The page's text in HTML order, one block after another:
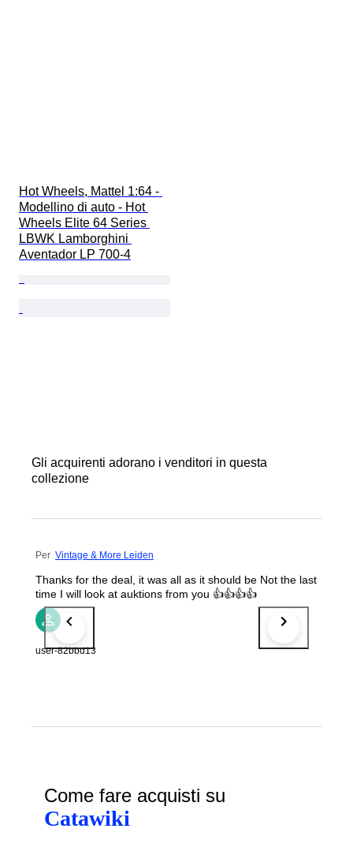
Hot Wheels, Mattel 1:64 -
Modellino di auto - Hot
Wheels Elite 64 Series
LBWK Lamborghini
Aventador LP 700-4
Gli acquirenti adorano i venditori in questa
collezione
Per Vintage & More Leiden
Thanks for the deal, it was all as it should be Not the last
time I will look at auktions from you 👍👍👍👍
user-82bbd13
Come fare acquisti su
Catawiki